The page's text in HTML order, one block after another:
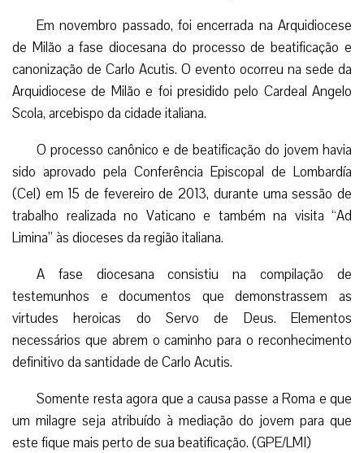
Em novembro passado, foi encerrada na Arquidiocese
de Milão a fase diocesana do processo de beatificação e
canonização de Carlo Acutis. O evento ocorreu na sede da
Arquidiocese de Milão e foi presidido pelo Cardeal Angelo
Scola, arcebispo da cidade italiana.
O processo canônico e de beatificação do jovem havia
sido aprovado pela Conferência Episcopal de Lombardía
(Cel) em 15 de fevereiro de 2013, durante uma sessão de
trabalho realizada no Vaticano e também na visita “Ad
Limina” às dioceses da região italiana.
A fase diocesana consistiu na compilação de
testemunhos e documentos que demonstrassem as
virtudes heroicas do Servo de Deus. Elementos
necessários que abrem o caminho para o reconhecimento
definitivo da santidade de Carlo Acutis.
Somente resta agora que a causa passe a Roma e que
um milagre seja atribuído à mediação do jovem para que
este fique mais perto de sua beatificação. (GPE/LMI)